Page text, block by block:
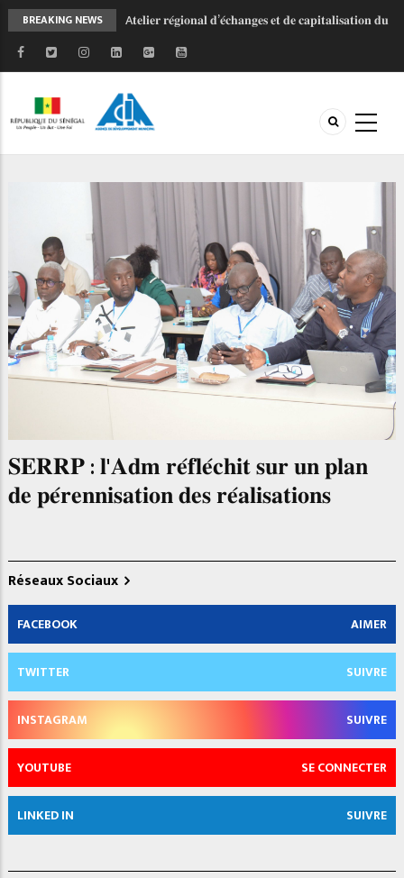
BREAKING NEWS
A𝐭𝐞𝐥𝐢𝐞𝐫 𝐫𝐞́𝐠𝐢𝐨𝐧𝐚𝐥 𝐝’𝐞́𝐜𝐡𝐚𝐧𝐠𝐞𝐬 𝐞𝐭 𝐝𝐞 𝐜𝐚𝐩𝐢𝐭𝐚𝐥𝐢𝐬𝐚𝐭𝐢𝐨𝐧 𝐝𝐮
𝐏𝐫𝐨𝐠𝐫𝐚𝐦𝐦𝐞 𝐝’𝐀𝐩𝐩𝐮𝐢 𝐚𝐮𝐱 𝐂𝐨𝐦𝐦𝐮𝐧𝐞𝐬 𝐞𝐭
𝐀𝐠𝐠𝐥𝐨𝐦𝐞́𝐫𝐚𝐭𝐢𝐨𝐧𝐬 𝐝𝐮 𝐒𝐞́𝐧𝐞́𝐠𝐚𝐥 (𝐏𝐀𝐂𝐀𝐒𝐄𝐍)
𝐡𝐚𝐫𝐦𝐨𝐧𝐢𝐬𝐞𝐫 𝐥𝐞𝐬 𝐦𝐞́𝐜𝐚𝐧𝐢𝐬𝐦𝐞𝐬 𝐝𝐞 𝐠𝐞𝐬𝐭𝐢𝐨𝐧 𝐝𝐞𝐬 𝐩𝐥𝐚𝐢𝐧𝐭𝐞𝐬
𝐝𝐞𝐬 𝐩𝐨𝐩𝐮𝐥𝐚𝐭𝐢𝐨𝐧𝐬.
𝐉𝐎𝐉 𝐃𝐚𝐤𝐚𝐫 𝟐𝟎𝟐𝟔 : 𝐒𝐚𝐧𝐠𝐚𝐥𝐤𝐚𝐦 𝐬𝐞 𝐦𝐨𝐛𝐢𝐥𝐢𝐬𝐞 𝐚𝐮 𝐜𝐨𝐭𝐞́
𝐋𝐞𝐬 𝐂𝐨𝐥𝐥𝐞𝐜𝐭𝐢𝐯𝐢𝐭𝐞́𝐬 𝐭𝐞𝐫𝐫𝐢𝐭𝐨𝐫𝐢𝐚𝐥𝐞𝐬 𝐚̀ 𝐥’𝐞́𝐜𝐨𝐥𝐞 𝐝𝐞 𝐥𝐚
𝐦𝐨𝐛𝐢𝐥𝐢𝐬𝐚𝐭𝐢𝐨𝐧 𝐝𝐞𝐬 𝐫𝐞𝐬𝐬𝐨𝐮𝐫𝐜𝐞𝐬
𝐏𝐑𝐎𝐆𝐄𝐏 𝟐 - 𝐅𝐚𝐜𝐞 𝐚̀ 𝐥'𝐡𝐢𝐯𝐞𝐫𝐧𝐚𝐠𝐞, 𝐥𝐚 𝐦𝐨𝐛𝐢𝐥𝐢𝐬𝐚𝐭𝐢𝐨𝐧
𝐜𝐨𝐧𝐭𝐢𝐧𝐮𝐞
𝐒𝐄𝐑𝐑𝐏 : 𝐥'𝐀𝐝𝐦 𝐫𝐞́𝐟𝐥𝐞́𝐜𝐡𝐢𝐭 𝐬𝐮𝐫 𝐮𝐧 𝐩𝐥𝐚𝐧
𝐝𝐞 𝐩𝐞́𝐫𝐞𝐧𝐧𝐢𝐬𝐚𝐭𝐢𝐨𝐧 𝐝𝐞𝐬 𝐫𝐞́𝐚𝐥𝐢𝐬𝐚𝐭𝐢𝐨𝐧𝐬
Réseaux Sociaux
FACEBOOK AIMER
TWITTER SUIVRE
INSTAGRAM SUIVRE
YOUTUBE SE CONNECTER
LINKED IN SUIVRE